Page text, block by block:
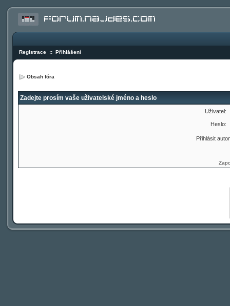
Registrace :: Přihlášení
Obsah fóra
Zadejte prosím vaše uživatelské jméno a heslo
Uživatel:
Heslo:
Přihlásit